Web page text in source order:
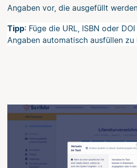
Angaben vor, die ausgefüllt
Tipp: Füge die URL, ISBN oder
Angaben automatisch ausfüllen zu